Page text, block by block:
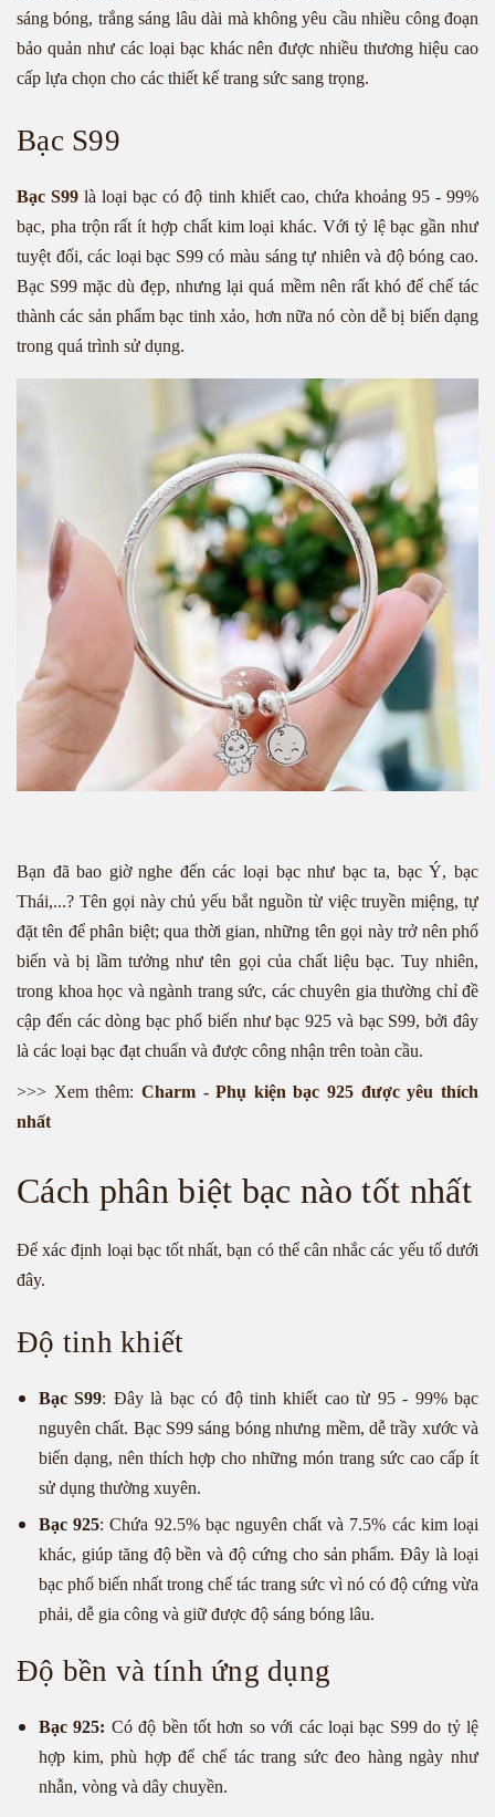
sáng bóng, trắng sáng lâu dài mà không yêu cầu nhiều công đoạn
bảo quản như các loại bạc khác nên được nhiều thương hiệu cao
cấp lựa chọn cho các thiết kế trang sức sang trọng.
Bạc S99
Bạc S99 là loại bạc có độ tinh khiết cao, chứa khoảng 95 - 99%
bạc, pha trộn rất ít hợp chất kim loại khác. Với tỷ lệ bạc gần như
tuyệt đối, các loại bạc S99 có màu sáng tự nhiên và độ bóng cao.
Bạc S99 mặc dù đẹp, nhưng lại quá mềm nên rất khó để chế tác
thành các sản phẩm bạc tinh xảo, hơn nữa nó còn dễ bị biến dạng
trong quá trình sử dụng.
Bạn đã bao giờ nghe đến các loại bạc như bạc ta, bạc Ý, bạc
Thái,...? Tên gọi này chủ yếu bắt nguồn từ việc truyền miệng, tự
đặt tên để phân biệt; qua thời gian, những tên gọi này trở nên phổ
biến và bị lầm tưởng như tên gọi của chất liệu bạc. Tuy nhiên,
trong khoa học và ngành trang sức, các chuyên gia thường chỉ đề
cập đến các dòng bạc phổ biến như bạc 925 và bạc S99, bởi đây
là các loại bạc đạt chuẩn và được công nhận trên toàn cầu.
>>> Xem thêm: Charm - Phụ kiện bạc 925 được yêu thích
nhất
Cách phân biệt bạc nào tốt nhất
Để xác định loại bạc tốt nhất, bạn có thể cân nhắc các yếu tố dưới
đây.
Độ tinh khiết
Bạc S99: Đây là bạc có độ tinh khiết cao từ 95 - 99% bạc
nguyên chất. Bạc S99 sáng bóng nhưng mềm, dễ trầy xước và
biến dạng, nên thích hợp cho những món trang sức cao cấp ít
sử dụng thường xuyên.
Bạc 925: Chứa 92.5% bạc nguyên chất và 7.5% các kim loại
khác, giúp tăng độ bền và độ cứng cho sản phẩm. Đây là loại
bạc phổ biến nhất trong chế tác trang sức vì nó có độ cứng vừa
phải, dễ gia công và giữ được độ sáng bóng lâu.
Độ bền và tính ứng dụng
Bạc 925: Có độ bền tốt hơn so với các loại bạc S99 do tỷ lệ
hợp kim, phù hợp để chế tác trang sức đeo hàng ngày như
nhẫn, vòng và dây chuyền.